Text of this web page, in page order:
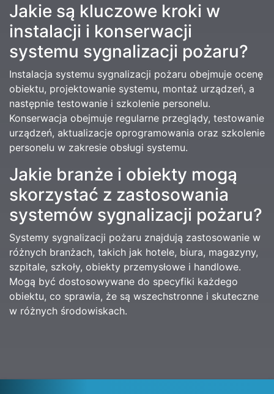
Jakie są kluczowe kroki w
instalacji i konserwacji
systemu sygnalizacji pożaru?
Instalacja systemu sygnalizacji pożaru obejmuje ocenę
obiektu, projektowanie systemu, montaż urządzeń, a
następnie testowanie i szkolenie personelu.
Konserwacja obejmuje regularne przeglądy, testowanie
urządzeń, aktualizacje oprogramowania oraz szkolenie
personelu w zakresie obsługi systemu.
Jakie branże i obiekty mogą
skorzystać z zastosowania
systemów sygnalizacji pożaru?
Systemy sygnalizacji pożaru znajdują zastosowanie w
różnych branżach, takich jak hotele, biura, magazyny,
szpitale, szkoły, obiekty przemysłowe i handlowe.
Mogą być dostosowywane do specyfiki każdego
obiektu, co sprawia, że są wszechstronne i skuteczne
w różnych środowiskach.